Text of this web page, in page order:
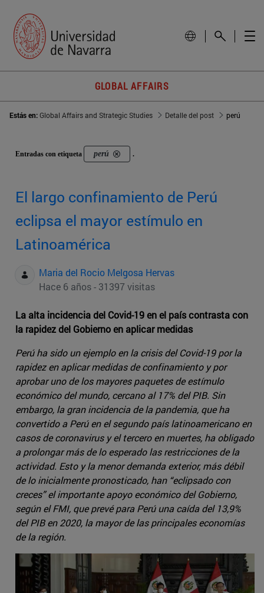
GLOBAL AFFAIRS
Estás en:Global Affairs and Strategic Studies Detalle del post perú
Entradas con etiqueta perú .
El largo confinamiento de Perú
eclipsa el mayor estímulo en
Latinoamérica
Maria del Rocio Melgosa Hervas
Hace 6 años - 31397 visitas
La alta incidencia del Covid-19 en el país contrasta con
la rapidez del Gobierno en aplicar medidas
Perú ha sido un ejemplo en la crisis del Covid-19 por la
rapidez en aplicar medidas de confinamiento y por
aprobar uno de los mayores paquetes de estímulo
económico del mundo, cercano al 17% del PIB. Sin
embargo, la gran incidencia de la pandemia, que ha
convertido a Perú en el segundo país latinoamericano en
casos de coronavirus y el tercero en muertes, ha obligado
a prolongar más de lo esperado las restricciones de la
actividad. Esto y la menor demanda exterior, más débil
de lo inicialmente pronosticado, han “eclipsado con
creces” el importante apoyo económico del Gobierno,
según el FMI, que prevé para Perú una caída del 13,9%
del PIB en 2020, la mayor de las principales economías
de la región.